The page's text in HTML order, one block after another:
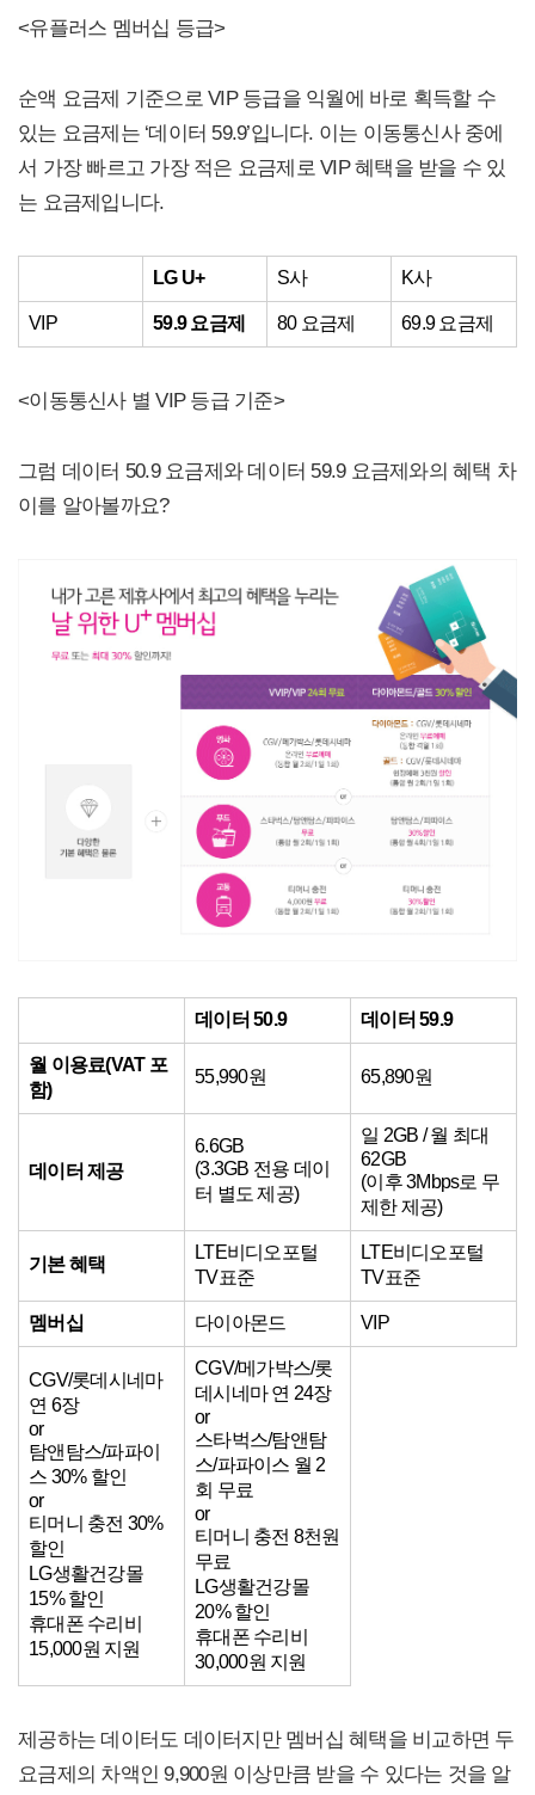
<유플러스 멤버십 등급>
순액 요금제 기준으로 VIP 등급을 익월에 바로 획득할 수
있는 요금제는 ‘데이터 59.9’입니다. 이는 이동통신사 중에
서 가장 빠르고 가장 적은 요금제로 VIP 혜택을 받을 수 있
는 요금제입니다.
LG U+ S사 K사
VIP 59.9 요금제 80 요금제 69.9 요금제
<이동통신사 별 VIP 등급 기준>
그럼 데이터 50.9 요금제와 데이터 59.9 요금제와의 혜택 차
이를 알아볼까요?
데이터 50.9 데이터 59.9
월 이용료(VAT 포
함)
55,990원 65,890원
데이터 제공
6.6GB
(3.3GB 전용 데이
터 별도 제공)
일 2GB / 월 최대
62GB
(이후 3Mbps로 무
제한 제공)
기본 혜택
LTE비디오포털
TV표준
LTE비디오포털
TV표준
멤버십 다이아몬드 VIP
CGV/롯데시네마
연 6장
or
탐앤탐스/파파이
스 30% 할인
or
티머니 충전 30%
할인
LG생활건강몰
15% 할인
휴대폰 수리비
15,000원 지원
CGV/메가박스/롯
데시네마 연 24장
or
스타벅스/탐앤탐
스/파파이스 월 2
회 무료
or
티머니 충전 8천원
무료
LG생활건강몰
20% 할인
휴대폰 수리비
30,000원 지원
제공하는 데이터도 데이터지만 멤버십 혜택을 비교하면 두
요금제의 차액인 9,900원 이상만큼 받을 수 있다는 것을 알